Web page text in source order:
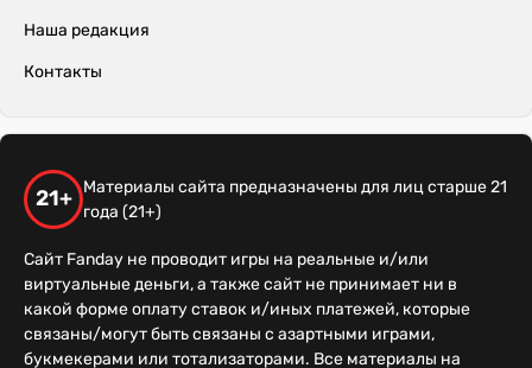
Наша редакция
Контакты
21+
Материалы сайта предназначены для лиц старше 21
года (21+)
Сайт Fanday не проводит игры на реальные и/или
виртуальные деньги, а также сайт не принимает ни в
какой форме оплату ставок и/иных платежей, которые
связаны/могут быть связаны с азартными играми,
букмекерами или тотализаторами. Все материалы на